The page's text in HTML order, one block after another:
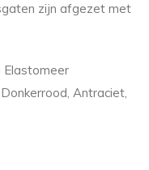
zijn afgezet met
Elastomeer
Antraciet,